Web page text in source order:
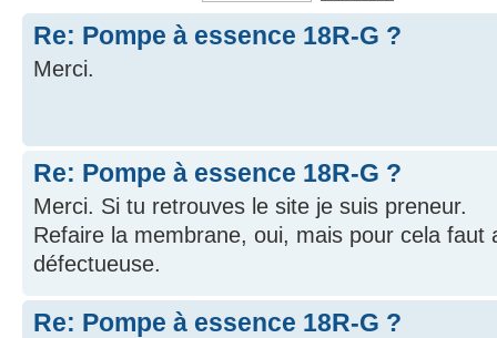
Re: Pompe à essence 18R-G ?
Merci.
Re: Pompe à essence 18R-G ?
Merci. Si tu retrouves le site je suis preneur.
Refaire la membrane, oui, mais pour cela faut
défectueuse.
Re: Pompe à essence 18R-G ?